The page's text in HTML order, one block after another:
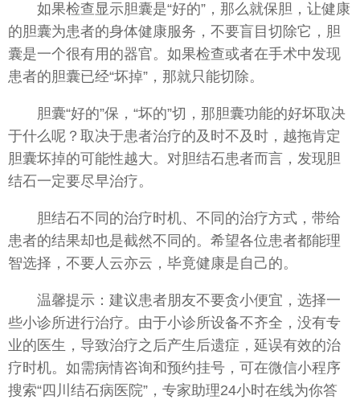
如果检查显示胆囊是“好的”，那么就保胆，让健康
的胆囊为患者的身体健康服务，不要盲目切除它，胆
囊是一个很有用的器官。如果检查或者在手术中发现
患者的胆囊已经“坏掉”，那就只能切除。
胆囊“好的”保，“坏的”切，那胆囊功能的好坏取决
于什么呢？取决于患者治疗的及时不及时，越拖肯定
胆囊坏掉的可能性越大。对胆结石患者而言，发现胆
结石一定要尽早治疗。
胆结石不同的治疗时机、不同的治疗方式，带给
患者的结果却也是截然不同的。希望各位患者都能理
智选择，不要人云亦云，毕竟健康是自己的。
温馨提示：建议患者朋友不要贪小便宜，选择一
些小诊所进行治疗。由于小诊所设备不齐全，没有专
业的医生，导致治疗之后产生后遗症，延误有效的治
疗时机。如需病情咨询和预约挂号，可在微信小程序
搜索“四川结石病医院”，专家助理24小时在线为你答